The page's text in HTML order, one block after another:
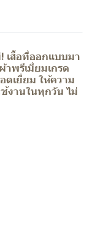
เสื้อที่ออกแบบมา
าพรีเมี่ยมเกรด
ดเยี่ยม ให้ความ
ช้งานในทุกวัน ไม่